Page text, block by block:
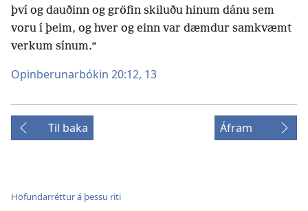
því og dauðinn og gröfin skiluðu hinum dánu sem
voru í þeim, og hver og einn var dæmdur samkvæmt
verkum sínum.“
Opinberunarbókin 20:12, 13
Til baka Áfram
Höfundarréttur á þessu riti